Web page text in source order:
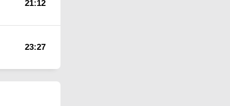
21:12
23:27